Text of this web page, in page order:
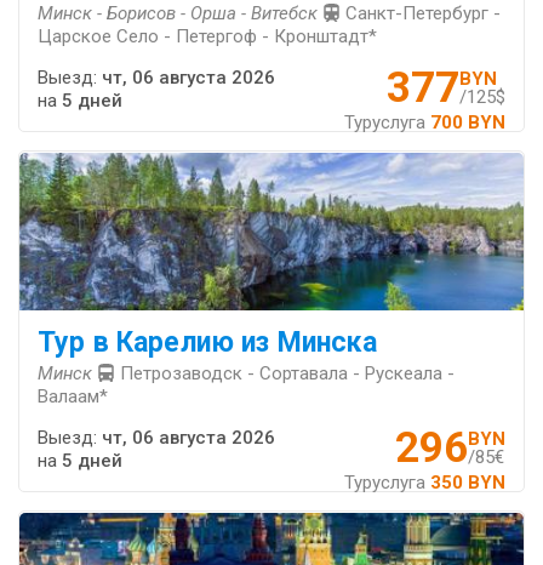
Минск - Борисов - Орша - Витебск
Санкт-Петербург -
Царское Село - Петергоф - Кронштадт*
377BYN
/125$
Туруслуга 700 BYN
Выезд: чт, 06 августа 2026
на 5 дней
Тур в Карелию из Минска
Минск
Петрозаводск - Сортавала - Рускеала -
Валаам*
296BYN
/85€
Туруслуга 350 BYN
Выезд: чт, 06 августа 2026
на 5 дней